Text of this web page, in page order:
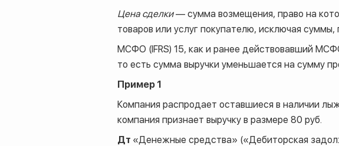
Цена сделки— сумма возмещения, право на
товаров или услуг покупателю, исключая
МСФО (IFRS) 15, как и ранее действовавший
то есть сумма выручки уменьшается на сумму
Пример 1
Компания распродает оставшиеся в наличии
компания признает выручку в размере 80 руб.
Дт «Денежные средства» («Дебиторская